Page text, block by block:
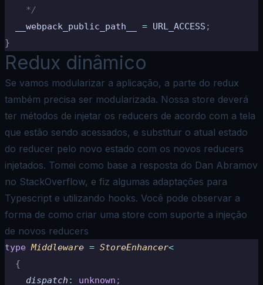
	*/
  __webpack_public_path__
= URL_ACCESS ;
}
Redux dinâmico
Se vamos modularizar a aplicação, a parte do redux
também precisa ser modularizada. Nossa store deverá
ter métodos de injetar os reducers de acordo com a tela
que estão sendo acessados, e substituir o atual estado
do reducer pelo novo estado com os novos reducers
injetados. Tomei como base a resposta do Dan Abramov
no StackOverflow, e fiz algumas adaptações para
Typescript e utilizando hooks. Você pode observar a
forma de como criar uma store com suporte a injeção
de novos reducers
type Middleware = StoreEnhancer<
  {
    dispatch
: unknown ;